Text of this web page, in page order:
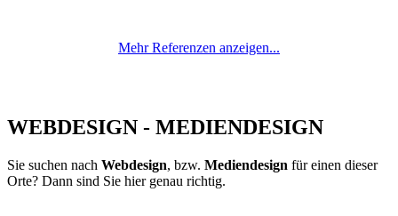
Mehr Referenzen anzeigen...
WEBDESIGN - MEDIENDESIGN
Sie suchen nach Webdesign, bzw. Mediendesign für einen dieser
Orte? Dann sind Sie hier genau richtig.